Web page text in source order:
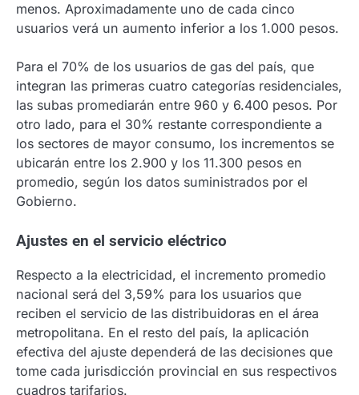
menos. Aproximadamente uno de cada cinco
usuarios verá un aumento inferior a los 1.000 pesos.
Para el 70% de los usuarios de gas del país, que
integran las primeras cuatro categorías residenciales,
las subas promediarán entre 960 y 6.400 pesos. Por
otro lado, para el 30% restante correspondiente a
los sectores de mayor consumo, los incrementos se
ubicarán entre los 2.900 y los 11.300 pesos en
promedio, según los datos suministrados por el
Gobierno.
Ajustes en el servicio eléctrico
Respecto a la electricidad, el incremento promedio
nacional será del 3,59% para los usuarios que
reciben el servicio de las distribuidoras en el área
metropolitana. En el resto del país, la aplicación
efectiva del ajuste dependerá de las decisiones que
tome cada jurisdicción provincial en sus respectivos
cuadros tarifarios.